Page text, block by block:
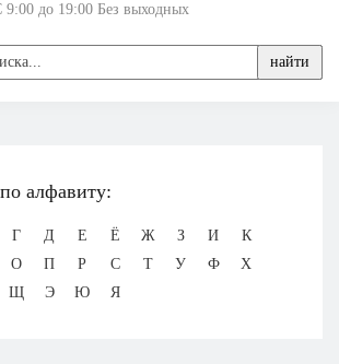
9:00 до 19:00 Без выходных
найти
алфавиту:
Г Д Е Ё Ж З И
К
О П Р С Т У Ф
Х
Щ Э Ю Я